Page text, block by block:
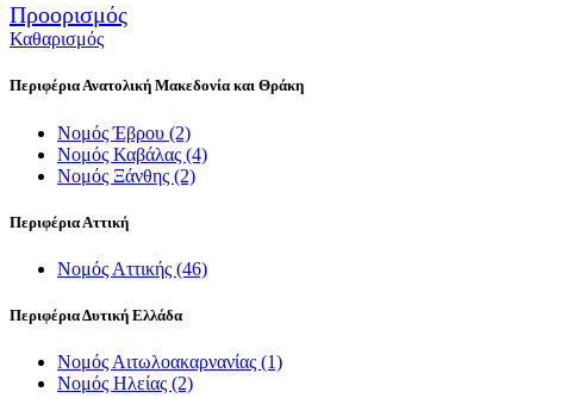
Προορισμός
Καθαρισμός
Περιφέρια Ανατολική Μακεδονία και Θράκη
Νομός Έβρου (2)
Νομός Καβάλας (4)
Νομός Ξάνθης (2)
Περιφέρια Αττική
Νομός Αττικής (46)
Περιφέρια Δυτική Ελλάδα
Νομός Αιτωλοακαρνανίας (1)
Νομός Ηλείας (2)